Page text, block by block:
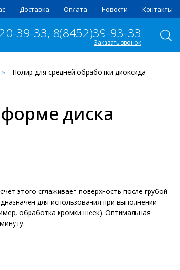
Доставка Оплата Новости Контакты
39-33, 8(8452)39-93-33
Заказать звонок
Полир для средней обработки диоксида
диска
этого сглаживает поверхность после грубой
для использования при выполнении
обработка кромки шеек). Оптимальная